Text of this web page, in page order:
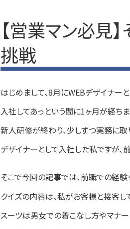
【営業マン必見
挑戦
はじめまして、8月にWEBデザイナー
入社してあっという間に1ヶ月が経ちま
新人研修が終わり、少しずつ実務に取
デザイナーとして入社した私ですが
そこで今回の記事では、前職での経験
クイズの内容は、私がお客様と接客し
スーツは男女での着こなし方やマナー